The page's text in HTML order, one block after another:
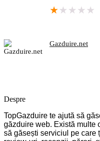
★ ★ ★ ★ ★
Gazduire.net
Despre
TopGazduire te ajută să
găzduire web. Există multe
să găsești serviciul pe care